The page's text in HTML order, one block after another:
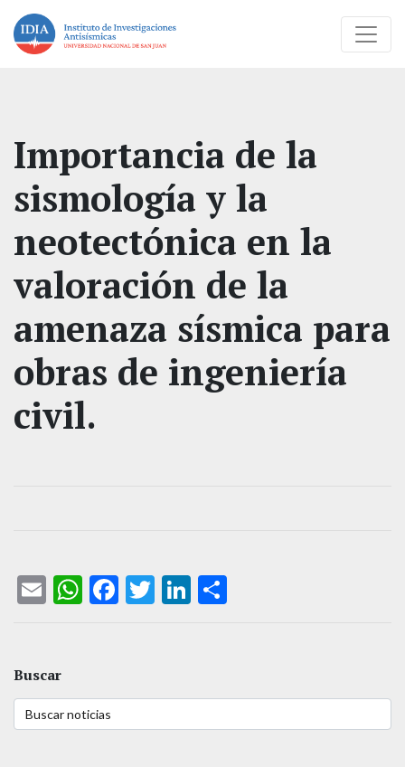
Importancia de la
sismología y la
neotectónica en la
valoración de la
amenaza sísmica para
obras de ingeniería
civil.
EmailWhatsApp
Facebook
TwitterLinkedIn
Buscar